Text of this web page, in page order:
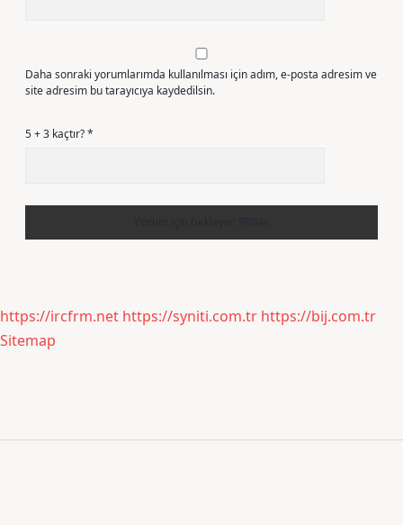
Daha sonraki yorumlarımda kullanılması için adım, e-posta adresim ve
site adresim bu tarayıcıya kaydedilsin.
5 + 3 kaçtır?*
https://ircfrm.net https://syniti.com.tr https://bij.com.tr
Sitemap